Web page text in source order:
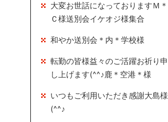
大変お世話になっておりますＭ＊
Ｃ様送別会イケオジ様集合
和やか送別会＊内＊学校様
転勤の皆様益々のご活躍お祈り申
し上げます(^^♪鹿＊空港＊様
いつもご利用いただき感謝大島様
(^^♪